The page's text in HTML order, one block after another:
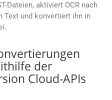
Dateien, aktiviert OCR nach
Text und konvertiert ihn in
der
Cloud-APIs